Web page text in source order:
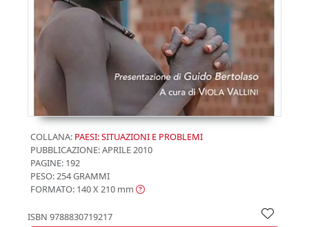
COLLANA: PAESI: SITUAZIONI E PROBLEMI
PUBBLICAZIONE:APRILE 2010
PAGINE: 192
PESO: 254 GRAMMI
FORMATO: 140 X 210 mm
ISBN 9788830719217